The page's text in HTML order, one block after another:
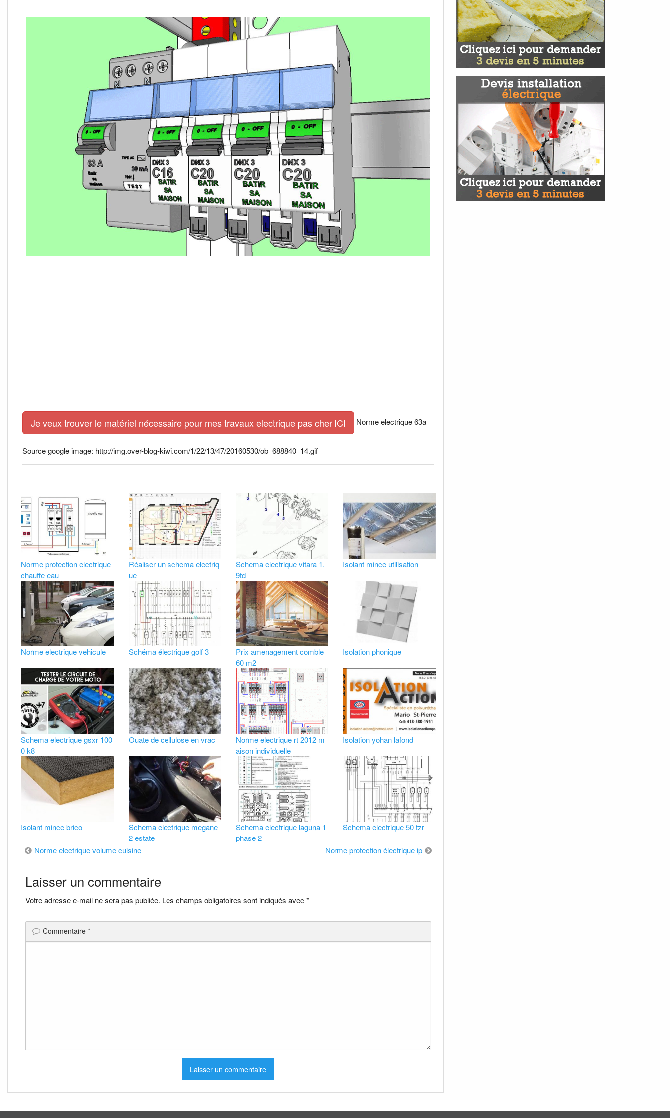
Je veux trouver le matériel nécessaire pour mes travaux electrique pas cher ICI Norme electrique 63a
Source google image: http://img.over-blog-kiwi.com/1/22/13/47/20160530/ob_688840_14.gif
Norme protection electrique
chauffe eau
Réaliser un schema electriq
ue
Schema electrique vitara 1.
9td
Isolant mince utilisation
Norme electrique vehicule Schéma électrique golf 3
Prix amenagement comble
60 m2
Isolation phonique
Schema electrique gsxr 100
0 k8
Ouate de cellulose en vrac
Norme electrique rt 2012 m
aison individuelle
Isolation yohan lafond
Isolant mince brico
Schema electrique megane
2 estate
Schema electrique laguna 1
phase 2
Schema electrique 50 tzr
Navigation
de
l’article
Norme electrique volume cuisine Norme protection électrique ip
Laisser un commentaire
Votre adresse e-mail ne sera pas publiée. Les champs obligatoires sont indiqués avec *
Commentaire *